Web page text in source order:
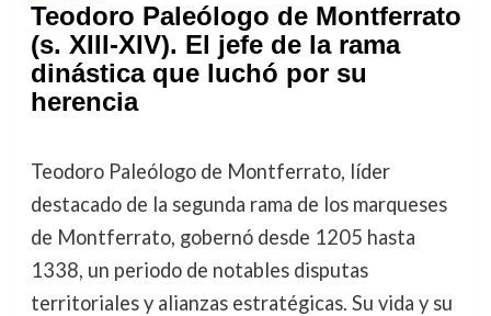
Teodoro Paleólogo de Montferrato
(s. XIII-XIV). El jefe de la rama
dinástica que luchó por su
herencia
Teodoro Paleólogo de Montferrato, líder
destacado de la segunda rama de los marqueses
de Montferrato, gobernó desde 1205 hasta
1338, un periodo de notables disputas
territoriales y alianzas estratégicas. Su vida y su